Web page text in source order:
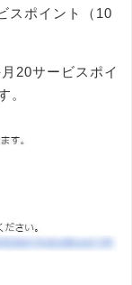
スポイント（10
20サービスポイ
。